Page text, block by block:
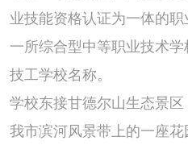
业技能资格认证为一体的
一所综合型中等职业技术
技工学校名称。
学校东接甘德尔山生态景
我市滨河风景带上的一座